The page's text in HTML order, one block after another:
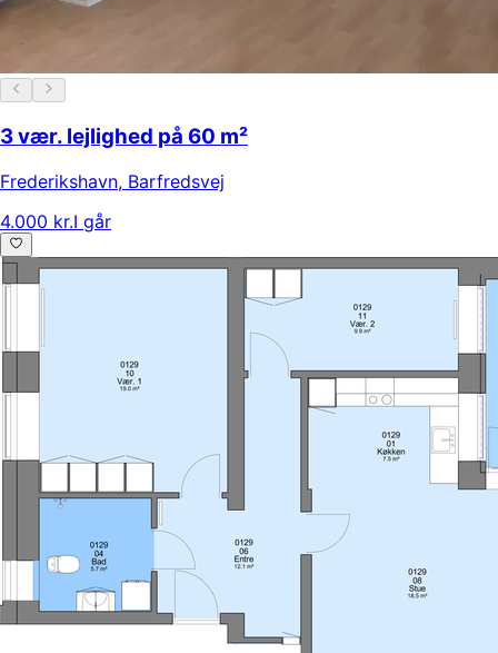
3 vær. lejlighed på 60 m²
Frederikshavn, Barfredsvej
4.000 kr.I går